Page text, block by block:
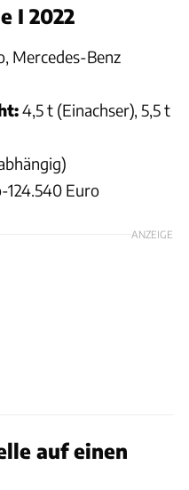
I 2022
Mercedes-Benz
4,5 t (Einachser), 5,5 t
124.540 Euro
ANZEIGE
auf einen